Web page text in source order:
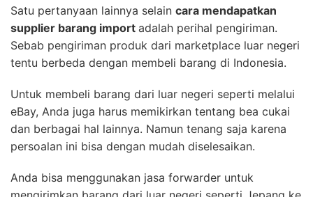
Satu pertanyaan lainnya selain cara mendapatkan
supplier barang import adalah perihal pengiriman.
Sebab pengiriman produk dari marketplace luar negeri
tentu berbeda dengan membeli barang di Indonesia.
Untuk membeli barang dari luar negeri seperti melalui
eBay, Anda juga harus memikirkan tentang bea cukai
dan berbagai hal lainnya. Namun tenang saja karena
persoalan ini bisa dengan mudah diselesaikan.
Anda bisa menggunakan jasa forwarder untuk